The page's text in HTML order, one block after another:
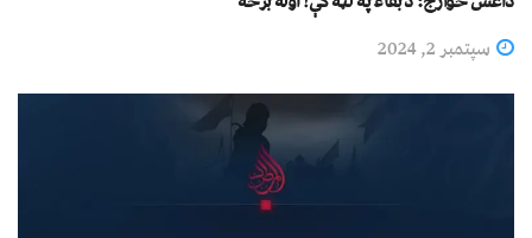
سپتمبر 2, 2024